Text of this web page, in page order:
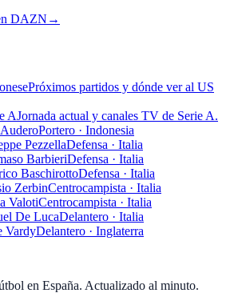
DAZN →
Próximos partidos y dónde ver al US
AJornada actual y canales TV de Serie A.
Portero · Indonesia
PezzellaDefensa · Italia
BarbieriDefensa · Italia
BaschirottoDefensa · Italia
ZerbinCentrocampista · Italia
ValotiCentrocampista · Italia
De LucaDelantero · Italia
VardyDelantero · Inglaterra
en España. Actualizado al minuto.